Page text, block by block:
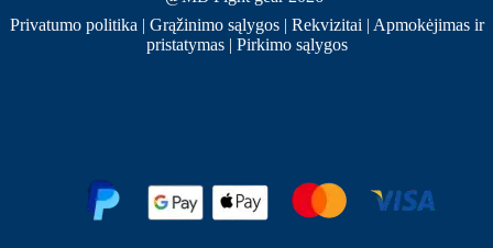
Privatumo politika | Grąžinimo sąlygos | Rekvizitai | Apmokėjimas ir
pristatymas| Pirkimo sąlygos